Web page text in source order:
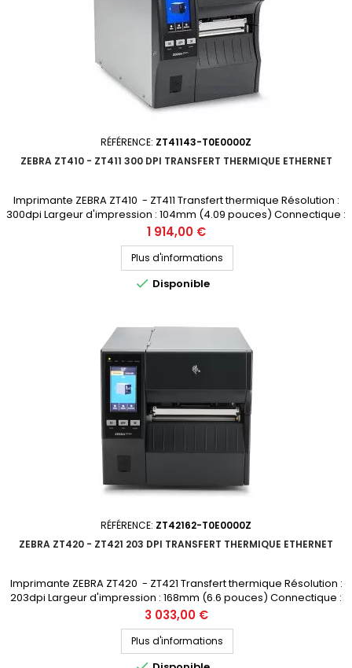
RÉFÉRENCE: ZT41143-T0E0000Z
ZEBRA ZT410 - ZT411 300 DPI TRANSFERT THERMIQUE ETHERNET
Imprimante ZEBRA ZT410 - ZT411 Transfert thermique Résolution :
300dpi Largeur d'impression : 104mm (4.09 pouces) Connectique :
USB, RS-232, Ethernet, Bluetooth Prix public (avant remise) : 1914€ HT
Demandez votre devis personnalisé La ZT410 est remplacée par la
nouvelle génération ZT411
Prix
1 914,00 €
Plus d'informations
 Disponible
RÉFÉRENCE: ZT42162-T0E0000Z
ZEBRA ZT420 - ZT421 203 DPI TRANSFERT THERMIQUE ETHERNET
Imprimante ZEBRA ZT420 - ZT421 Transfert thermique Résolution :
203dpi Largeur d'impression : 168mm (6.6 pouces) Connectique :
USB, RS-232, Ethernet, Bluetooth Prix public (avant remise) : 3033€ HT
Demandez votre devis personnalisé La ZT420 est remplacée par la
nouvelle génération ZT421
Prix
3 033,00 €
Plus d'informations